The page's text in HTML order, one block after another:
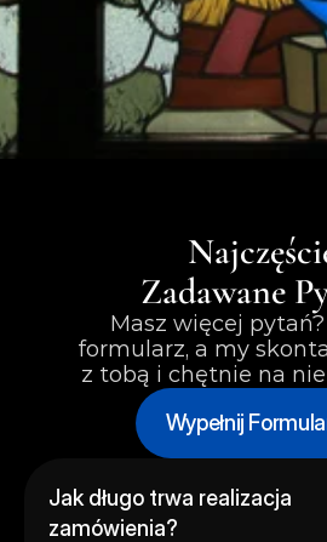
Zadawane
Masz więcej pytań?
formularz, a my
z tobą i chętnie na
Wypełnij
Jak długo trwa realizacja
zamówienia?